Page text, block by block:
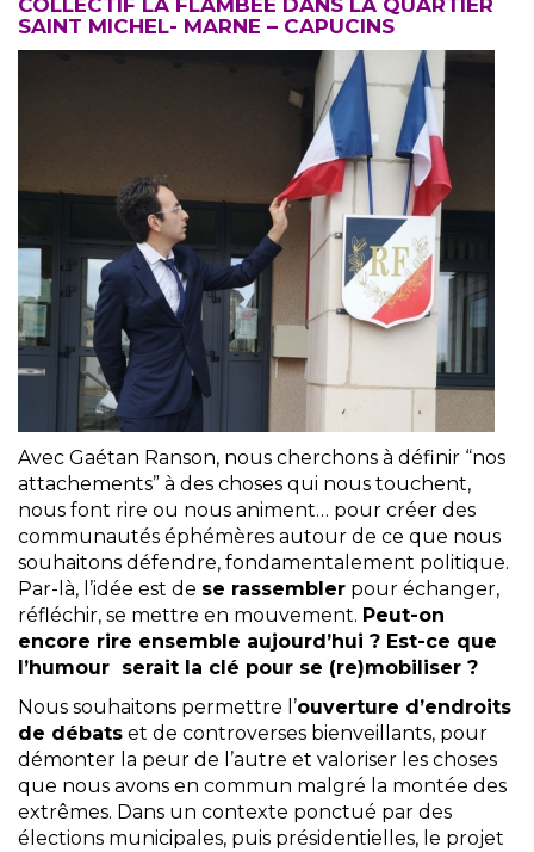
COLLECTIF LA FLAMBÉE DANS LA QUARTIER
SAINT MICHEL- MARNE – CAPUCINS
Avec Gaétan Ranson, nous cherchons à définir “nos
attachements” à des choses qui nous touchent,
nous font rire ou nous animent… pour créer des
communautés éphémères autour de ce que nous
souhaitons défendre, fondamentalement politique.
Par-là, l’idée est de se rassembler pour échanger,
réfléchir, se mettre en mouvement. Peut-on
encore rire ensemble aujourd’hui ? Est-ce que
l’humour serait la clé pour se (re)mobiliser ?
Nous souhaitons permettre l’ouverture d’endroits
de débats et de controverses bienveillants, pour
démonter la peur de l’autre et valoriser les choses
que nous avons en commun malgré la montée des
extrêmes. Dans un contexte ponctué par des
élections municipales, puis présidentielles, le projet